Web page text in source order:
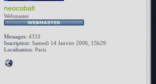
neocobalt
Webmaster
Messages: 4333
Inscription: Samedi 14 Janvier 2006, 15h29
Localisation: Paris